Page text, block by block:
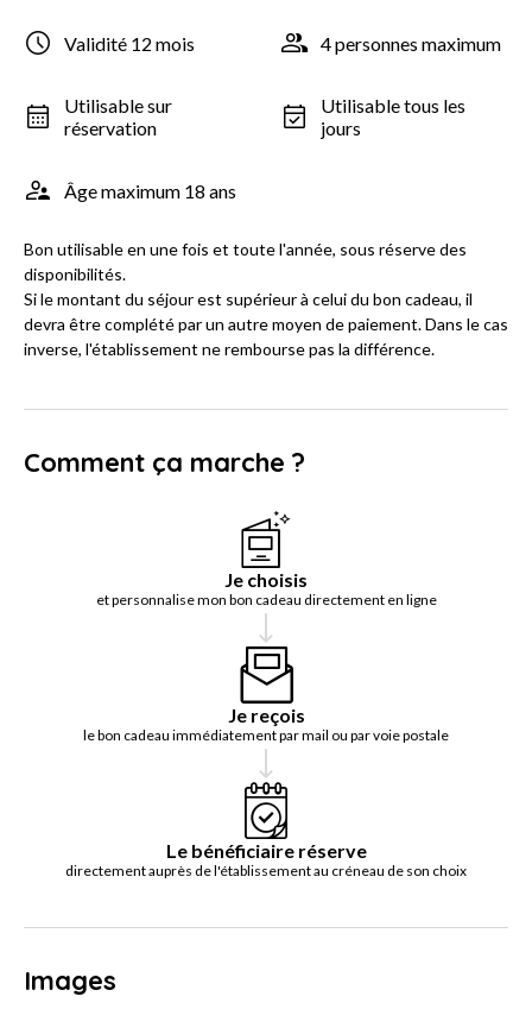
Validité 12 mois 4 personnes maximum
Utilisable sur
réservation
Utilisable tous les
jours
Âge maximum 18 ans
Bon utilisable en une fois et toute l'année, sous réserve des
disponibilités.
Si le montant du séjour est supérieur à celui du bon cadeau, il
devra être complété par un autre moyen de paiement. Dans le cas
inverse, l'établissement ne rembourse pas la différence.
Comment ça marche ?
Je choisis
et personnalise mon bon cadeau directement en ligne
Je reçois
le bon cadeau immédiatement par mail ou par voie postale
Le bénéficiaire réserve
directement auprès de l'établissement au créneau de son choix
Images